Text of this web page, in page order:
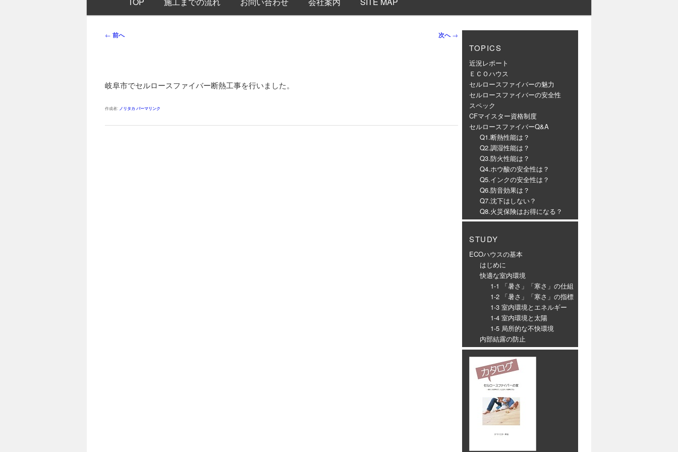
ン
投
ゲ
シ
← 前へ 次へ→
岐阜市でセルロースファイバー断熱工事を行いました。
作成者: ノリタカ パーマリンク
TOPICS
近況レポート
ＥＣＯハウス
セルロースファイバーの魅力
セルロースファイバーの安全性
スペック
CFマイスター資格制度
セルロースファイバーQ&A
Q1.断熱性能は？
Q2.調湿性能は？
Q3.防火性能は？
Q4.ホウ酸の安全性は？
Q5.インクの安全性は？
Q6.防音効果は？
Q7.沈下はしない？
Q8.火災保険はお得になる？
STUDY
ECOハウスの基本
はじめに
快適な室内環境
1-1 「暑さ」「寒さ」の仕組
1-2 「暑さ」「寒さ」の指標
1-3 室内環境とエネルギー
1-4 室内環境と太陽
1-5 局所的な不快環境
内部結露の防止